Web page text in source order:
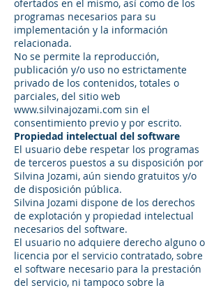
ofertados en el mismo, así como de los
programas necesarios para su
implementación y la información
relacionada.
No se permite la reproducción,
publicación y/o uso no estrictamente
privado de los contenidos, totales o
parciales, del sitio web
www.silvinajozami.com sin el
consentimiento previo y por escrito.
Propiedad intelectual del software
El usuario debe respetar los programas
de terceros puestos a su disposición por
Silvina Jozami, aún siendo gratuitos y/o
de disposición pública.
Silvina Jozami dispone de los derechos
de explotación y propiedad intelectual
necesarios del software.
El usuario no adquiere derecho alguno o
licencia por el servicio contratado, sobre
el software necesario para la prestación
del servicio, ni tampoco sobre la